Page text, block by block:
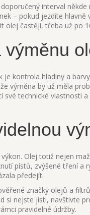
interval
– pokud jezdíte
olej častěji, třeba už po
je kontrola hladiny a
výměna by už měla
technické vlastnosti
Olej totiž nejen
pístů, zvýšené tření a
předejít.
značky olejů a
nejste jisti, navštivte
pravidelné údržby.